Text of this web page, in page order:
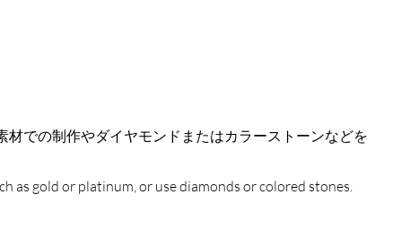
材での制作やダイヤモンドまたはカラーストーンなどを
as gold or platinum, or use diamonds or colored stones.